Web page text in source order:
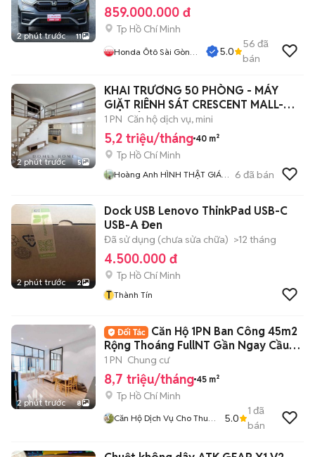
2 phút trước 11
859.000.000 đ
Tp Hồ Chí Minh
Honda Ôtô Sài Gòn
5.0
56 đã
bán
2 phút trước 5
KHAI TRƯƠNG 50 PHÒNG - MÁY
GIẶT RIÊNH SÁT CRESCENT MALL-
KCX TÂN THUẬN
1 PN Căn hộ dịch vụ, mini
5,2 triệu/tháng 40 m²
Tp Hồ Chí Minh
Hoàng Anh HÌNH THẬT GIÁ
6 đã bán
2 phút trước 2
Dock USB Lenovo ThinkPad USB-C
USB-A Đen
Đã sử dụng (chưa sửa chữa) >12 tháng
4.500.000 đ
Tp Hồ Chí Minh
T Thành Tín
2 phút trước 8
Căn Hộ 1PN Ban Công 45m2
Rộng Thoáng FullNT Gần Ngay Cầu
Thị Nghè
1 PN Chung cư
8,7 triệu/tháng 45 m²
Tp Hồ Chí Minh
Căn Hộ Dịch Vụ Cho Thuê
5.0
1 đã
bán